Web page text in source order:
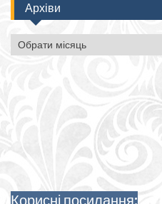
Архіви
Архіви
Корисні посилання: